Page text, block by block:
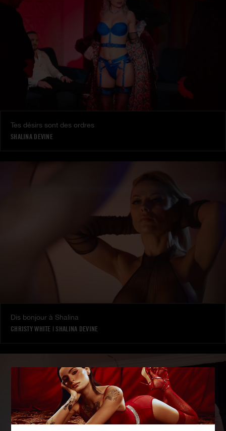
Tes désirs sont des ordres
SHALINA DEVINE
Dis bonjour à Shalina
CHRISTY WHITE | SHALINA DEVINE